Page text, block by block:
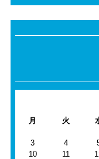
月
火
3
4
10
11